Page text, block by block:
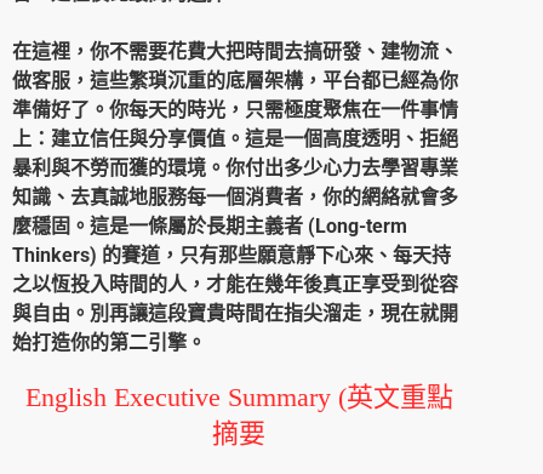
在這裡，你不需要花費大把時間去搞研發、建物流、
做客服，這些繁瑣沉重的底層架構，平台都已經為你
準備好了。你每天的時光，只需極度聚焦在一件事情
上：建立信任與分享價值。這是一個高度透明、拒絕
暴利與不勞而獲的環境。你付出多少心力去學習專業
知識、去真誠地服務每一個消費者，你的網絡就會多
麼穩固。這是一條屬於長期主義者 (Long-term
Thinkers) 的賽道，只有那些願意靜下心來、每天持
之以恆投入時間的人，才能在幾年後真正享受到從容
與自由。別再讓這段寶貴時間在指尖溜走，現在就開
始打造你的第二引擎。
English Executive Summary (英文重點
摘要